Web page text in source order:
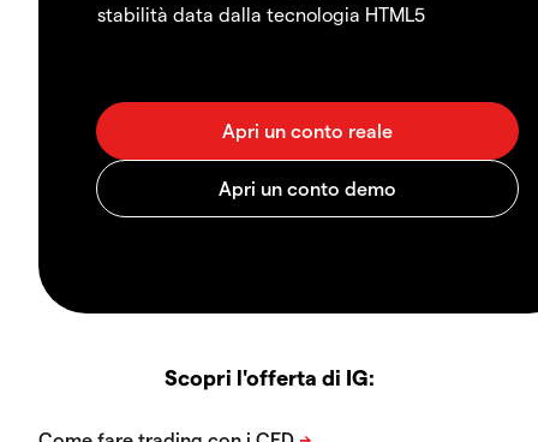
stabilità data dalla tecnologia HTML5
Scopri l'offerta di IG: